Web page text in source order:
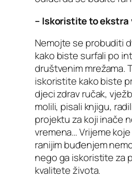
– Iskoristite to ekstra
Nemojte se probuditi
kako biste surfali po
društvenim mrežama.
iskoristite kako biste
djeci zdrav ručak,
molili, pisali knjigu,
projektu za koji inače
vremena… Vrijeme
ranijim buđenjem
nego ga iskoristite za
kvalitete života.